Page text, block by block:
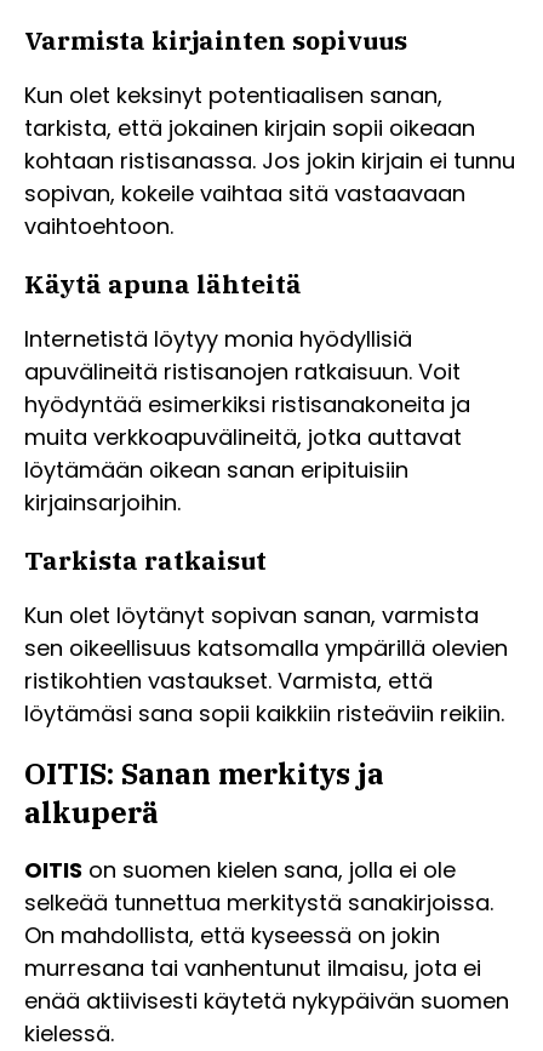
Varmista kirjainten sopivuus
Kun olet keksinyt potentiaalisen sanan,
tarkista, että jokainen kirjain sopii oikeaan
kohtaan ristisanassa. Jos jokin kirjain ei tunnu
sopivan, kokeile vaihtaa sitä vastaavaan
vaihtoehtoon.
Käytä apuna lähteitä
Internetistä löytyy monia hyödyllisiä
apuvälineitä ristisanojen ratkaisuun. Voit
hyödyntää esimerkiksi ristisanakoneita ja
muita verkkoapuvälineitä, jotka auttavat
löytämään oikean sanan eripituisiin
kirjainsarjoihin.
Tarkista ratkaisut
Kun olet löytänyt sopivan sanan, varmista
sen oikeellisuus katsomalla ympärillä olevien
ristikohtien vastaukset. Varmista, että
löytämäsi sana sopii kaikkiin risteäviin reikiin.
OITIS: Sanan merkitys ja
alkuperä
OITIS on suomen kielen sana, jolla ei ole
selkeää tunnettua merkitystä sanakirjoissa.
On mahdollista, että kyseessä on jokin
murresana tai vanhentunut ilmaisu, jota ei
enää aktiivisesti käytetä nykypäivän suomen
kielessä.